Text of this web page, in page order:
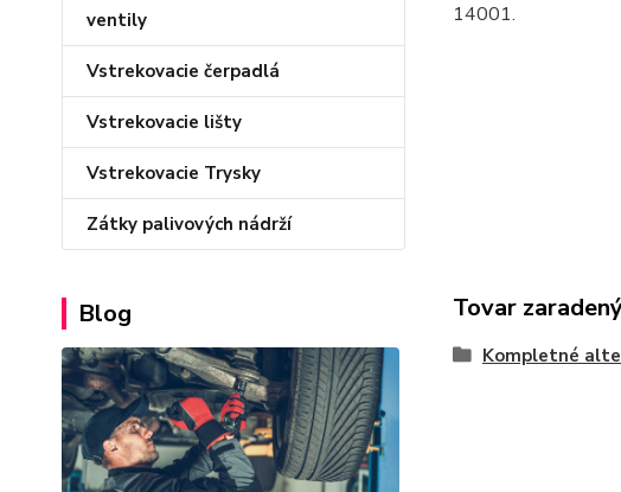
ventily
Vstrekovacie čerpadlá
Vstrekovacie lišty
Vstrekovacie Trysky
Zátky palivových nádrží
Blog
14001.
Tovar
Kompletné